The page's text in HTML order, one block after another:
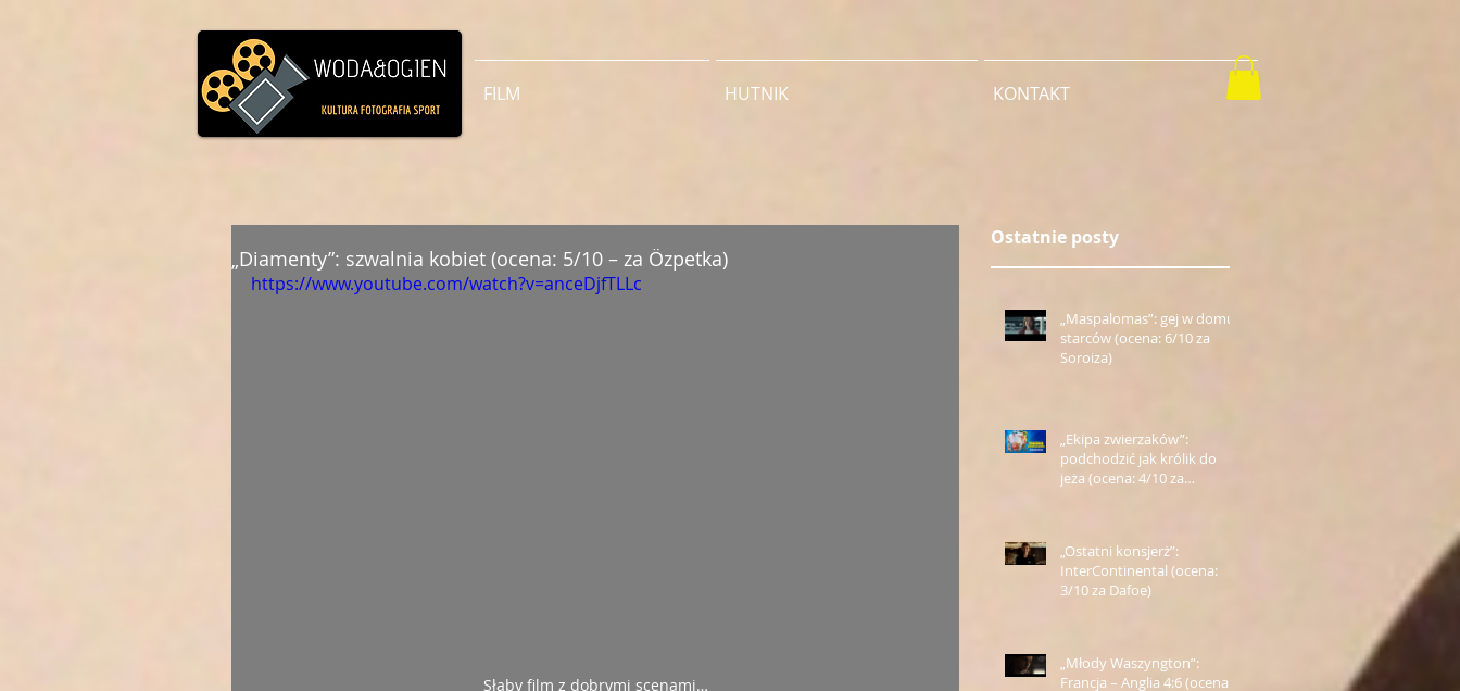
FILM HUTNIK KONTAKT
„Diamenty”: szwalnia kobiet (ocena: 5/10 – za Özpetka)
https://www.youtube.com/watch?v=anceDjfTLLc
Słaby film z dobrymi scenami…
Ostatnie posty
„Maspalomas”: gej w domu
starców (ocena: 6/10 za
Soroiza)
„Ekipa zwierzaków”:
podchodzić jak królik do
jeża (ocena: 4/10 za
„Ostatni konsjerż”:
InterContinental (ocena:
3/10 za Dafoe)
„Młody Waszyngton”:
Francja – Anglia 4:6 (ocena: